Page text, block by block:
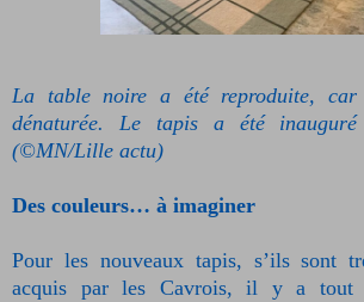
La table noire a été reproduite,
dénaturée. Le tapis a été
(©MN/Lille actu)
Des couleurs… à imaginer
Pour les nouveaux tapis, s’ils sont
acquis par les Cavrois, il y a tout